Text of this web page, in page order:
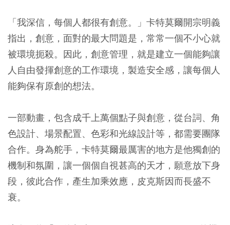
「我深信，每個人都很有創意。」卡特莫爾開宗明義
指出，創意，面對的最大問題是，常常一個不小心就
被環境扼殺。因此，創意管理，就是建立一個能夠讓
人自由發揮創意的工作環境，製造安全感，讓每個人
能夠保有原創的想法。
一部動畫，包含成千上萬個點子與創意，從台詞、角
色設計、場景配置、色彩和光線設計等，都需要團隊
合作。身為舵手，卡特莫爾最厲害的地方是他獨創的
機制和氛圍，讓一個個自視甚高的天才，願意放下身
段，彼此合作，產生加乘效應，皮克斯因而長盛不
衰。